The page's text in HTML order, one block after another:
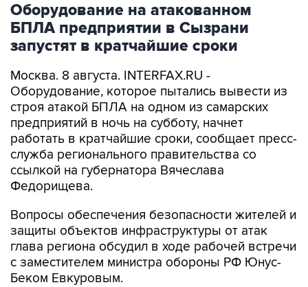
Оборудование на атакованном
БПЛА предприятии в Сызрани
запустят в кратчайшие сроки
Москва. 8 августа. INTERFAX.RU -
Оборудование, которое пытались вывести из
строя атакой БПЛА на одном из самарских
предприятий в ночь на субботу, начнет
работать в кратчайшие сроки, сообщает пресс-
служба регионального правительства со
ссылкой на губернатора Вячеслава
Федорищева.
Вопросы обеспечения безопасности жителей и
защиты объектов инфраструктуры от атак
глава региона обсудил в ходе рабочей встречи
с заместителем министра обороны РФ Юнус-
Беком Евкуровым.